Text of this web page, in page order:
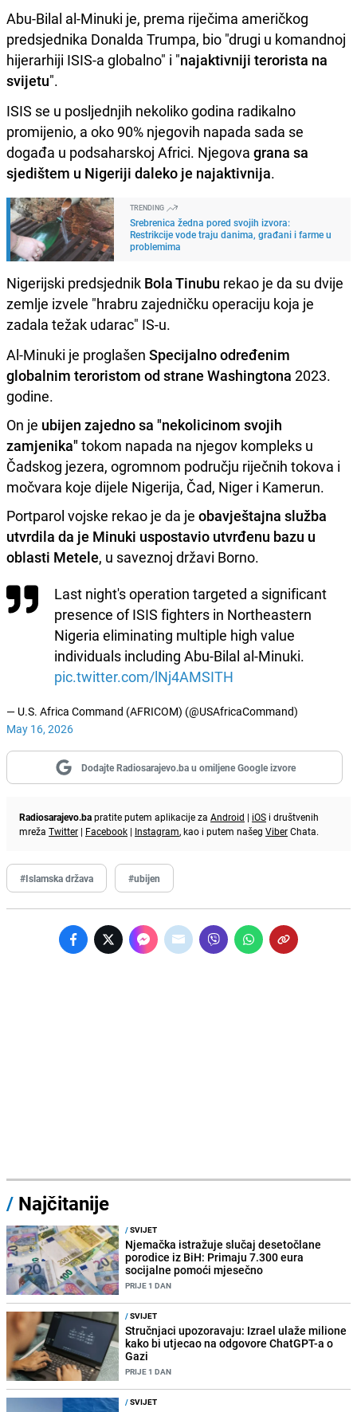
Abu-Bilal al-Minuki je, prema riječima američkog
predsjednika Donalda Trumpa, bio "drugi u komandnoj
hijerarhiji ISIS-a globalno" i "najaktivniji terorista na
svijetu".
ISIS se u posljednjih nekoliko godina radikalno
promijenio, a oko 90% njegovih napada sada se
događa u podsaharskoj Africi. Njegova grana sa
sjedištem u Nigeriji daleko je najaktivnija.
TRENDING
Srebrenica žedna pored svojih izvora:
Restrikcije vode traju danima, građani i farme u
problemima
Nigerijski predsjednik Bola Tinubu rekao je da su dvije
zemlje izvele "hrabru zajedničku operaciju koja je
zadala težak udarac" IS-u.
Al‑Minuki je proglašen Specijalno određenim
globalnim teroristom od strane Washingtona 2023.
godine.
On je ubijen zajedno sa "nekolicinom svojih
zamjenika" tokom napada na njegov kompleks u
Čadskog jezera, ogromnom području riječnih tokova i
močvara koje dijele Nigerija, Čad, Niger i Kamerun.
Portparol vojske rekao je da je obavještajna služba
utvrdila da je Minuki uspostavio utvrđenu bazu u
oblasti Metele, u saveznoj državi Borno.
Last night's operation targeted a significant
presence of ISIS fighters in Northeastern
Nigeria eliminating multiple high value
individuals including Abu-Bilal al-Minuki.
pic.twitter.com/lNj4AMSITH
— U.S. Africa Command (AFRICOM) (@USAfricaCommand)
May 16, 2026
Dodajte Radiosarajevo.ba u omiljene Google izvore
Radiosarajevo.bapratite putem aplikacije za Android | iOS i društvenih
mreža Twitter | Facebook | Instagram, kao i putem našeg ViberChata.
#Islamska država #ubijen
/ Najčitanije
/SVIJET
Njemačka istražuje slučaj desetočlane
porodice iz BiH: Primaju 7.300 eura
socijalne pomoći mjesečno
PRIJE 1 DAN
/SVIJET
Stručnjaci upozoravaju: Izrael ulaže milione
kako bi utjecao na odgovore ChatGPT-a o
Gazi
PRIJE 1 DAN
/SVIJET